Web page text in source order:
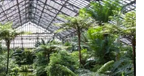
Conservatorio de Garfield Park